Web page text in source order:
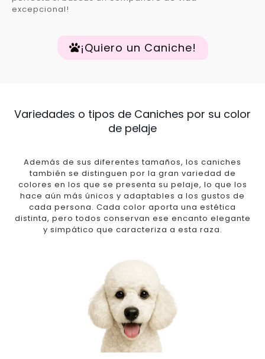
excepcional!
¡Quiero un Caniche!
Variedades o tipos de Caniches por su color
de pelaje
Además de sus diferentes tamaños, los caniches
también se distinguen por la gran variedad de
colores en los que se presenta su pelaje, lo que los
hace aún más únicos y adaptables a los gustos de
cada persona. Cada color aporta una estética
distinta, pero todos conservan ese encanto elegante
y simpático que caracteriza a esta raza.